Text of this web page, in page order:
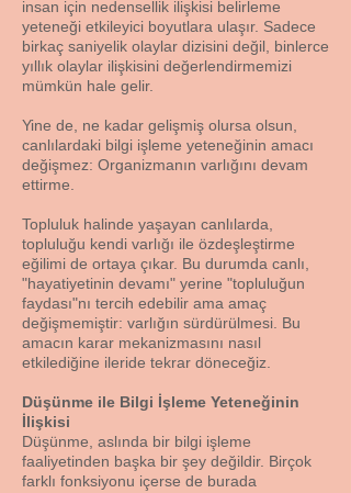
insan için nedensellik ilişkisi belirleme
yeteneği etkileyici boyutlara ulaşır. Sadece
birkaç saniyelik olaylar dizisini değil, binlerce
yıllık olaylar ilişkisini değerlendirmemizi
mümkün hale gelir.
Yine de, ne kadar gelişmiş olursa olsun,
canlılardaki bilgi işleme yeteneğinin amacı
değişmez: Organizmanın varlığını devam
ettirme.
Topluluk halinde yaşayan canlılarda,
topluluğu kendi varlığı ile özdeşleştirme
eğilimi de ortaya çıkar. Bu durumda canlı,
"hayatiyetinin devamı" yerine "topluluğun
faydası"nı tercih edebilir ama amaç
değişmemiştir: varlığın sürdürülmesi. Bu
amacın karar mekanizmasını nasıl
etkilediğine ileride tekrar döneceğiz.
Düşünme ile Bilgi İşleme Yeteneğinin
İlişkisi
Düşünme, aslında bir bilgi işleme
faaliyetinden başka bir şey değildir. Birçok
farklı fonksiyonu içerse de burada